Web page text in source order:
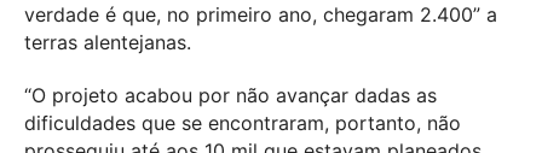
verdade é que, no primeiro ano, chegaram 2.400” a
terras alentejanas.
“O projeto acabou por não avançar dadas as
dificuldades que se encontraram, portanto, não